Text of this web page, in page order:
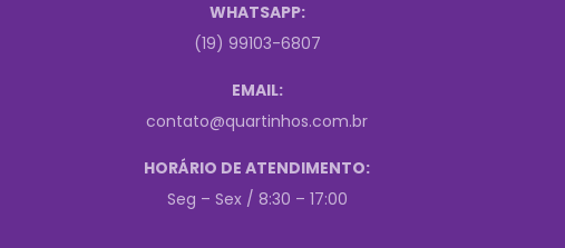
WHATSAPP:
(19) 99103-6807
EMAIL:
contato@quartinhos.com.br
HORÁRIO DE ATENDIMENTO:
Seg – Sex / 8:30 – 17:00